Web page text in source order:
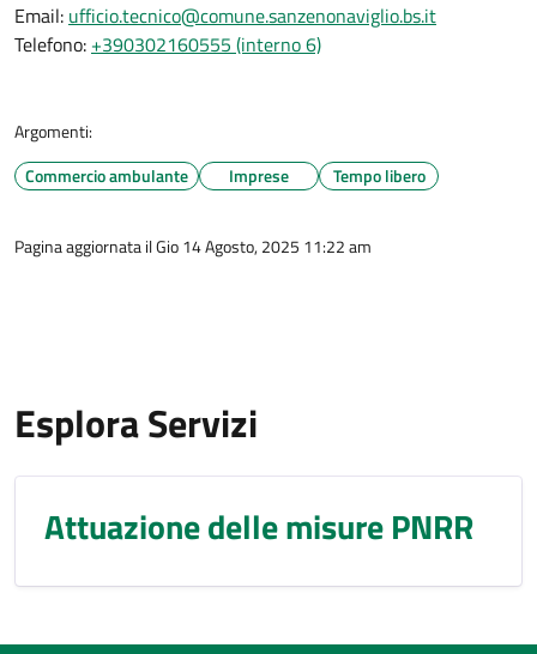
Email: ufficio.tecnico@comune.sanzenonaviglio.bs.it
Telefono: +390302160555 (interno 6)
Argomenti:
Commercio ambulante
Imprese Tempo libero
Pagina aggiornata il Gio 14 Agosto, 2025 11:22 am
Esplora Servizi
Attuazione delle misure PNRR